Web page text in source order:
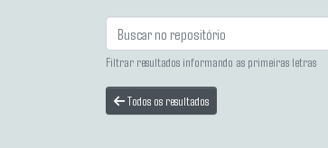
Filtrar resultados informando as primeiras letras
Todos os resultados